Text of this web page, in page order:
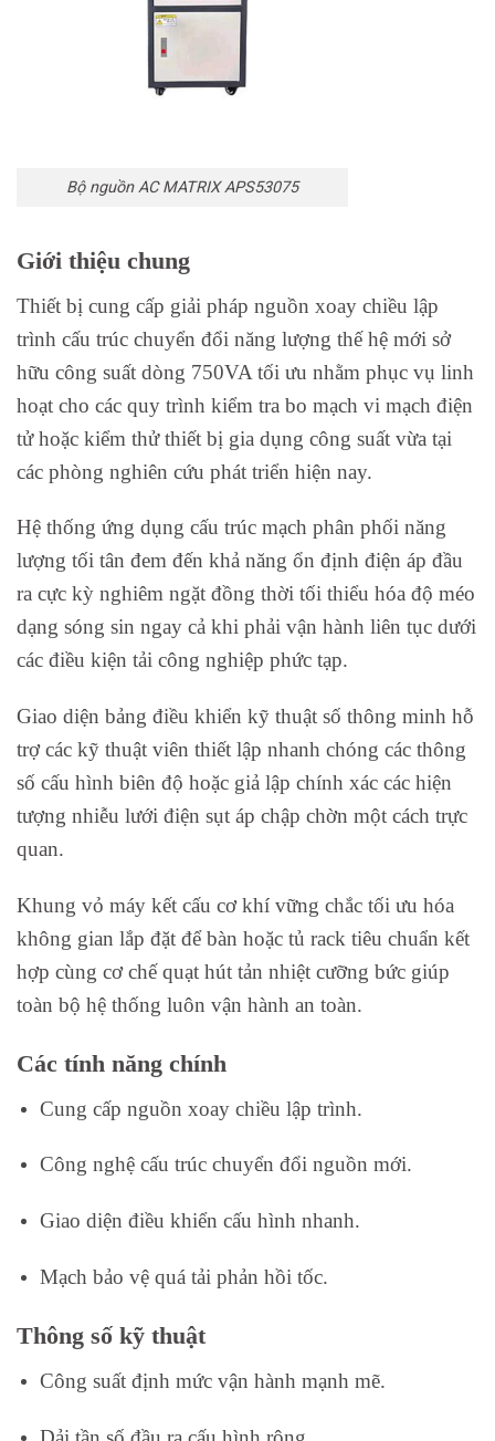
Bộ nguồn AC MATRIX APS53075
Giới thiệu chung
Thiết bị cung cấp giải pháp nguồn xoay chiều lập
trình cấu trúc chuyển đổi năng lượng thế hệ mới sở
hữu công suất dòng 750VA tối ưu nhằm phục vụ linh
hoạt cho các quy trình kiểm tra bo mạch vi mạch điện
tử hoặc kiểm thử thiết bị gia dụng công suất vừa tại
các phòng nghiên cứu phát triển hiện nay.
Hệ thống ứng dụng cấu trúc mạch phân phối năng
lượng tối tân đem đến khả năng ổn định điện áp đầu
ra cực kỳ nghiêm ngặt đồng thời tối thiểu hóa độ méo
dạng sóng sin ngay cả khi phải vận hành liên tục dưới
các điều kiện tải công nghiệp phức tạp.
Giao diện bảng điều khiển kỹ thuật số thông minh hỗ
trợ các kỹ thuật viên thiết lập nhanh chóng các thông
số cấu hình biên độ hoặc giả lập chính xác các hiện
tượng nhiễu lưới điện sụt áp chập chờn một cách trực
quan.
Khung vỏ máy kết cấu cơ khí vững chắc tối ưu hóa
không gian lắp đặt để bàn hoặc tủ rack tiêu chuẩn kết
hợp cùng cơ chế quạt hút tản nhiệt cưỡng bức giúp
toàn bộ hệ thống luôn vận hành an toàn.
Các tính năng chính
Cung cấp nguồn xoay chiều lập trình.
Công nghệ cấu trúc chuyển đổi nguồn mới.
Giao diện điều khiển cấu hình nhanh.
Mạch bảo vệ quá tải phản hồi tốc.
Thông số kỹ thuật
Công suất định mức vận hành mạnh mẽ.